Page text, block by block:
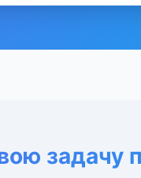
задачу